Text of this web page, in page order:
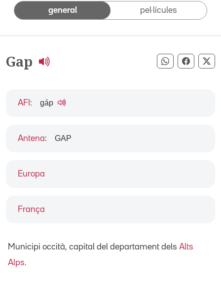
general pel·lícules
Gap Compartir
Europa
França
AFI : gáp
Antena: GAP
Municipi occità, capital del departament dels Alts
Alps.